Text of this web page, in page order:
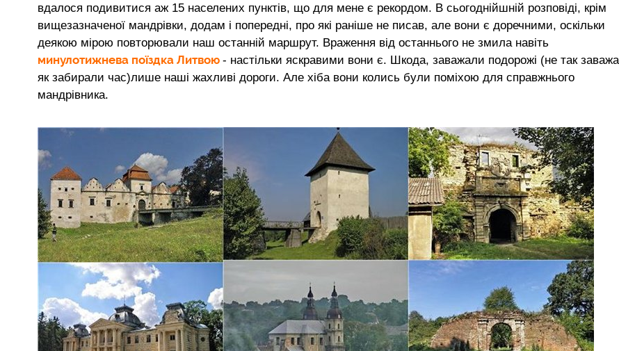
вдалося подивитися аж 15 населених пунктів, що для мене є рекордом. В сьогоднійшній розповіді, крім
вищезазначеної мандрівки, додам і попередні, про які раніше не писав, але вони є доречними, оскільки
деякою мірою повторювали наш останній маршрут. Враження від останнього не змила навіть
минулотижнева поїздка Литвою - настільки яскравими вони є. Шкода, заважали подорожі (не так
як забирали час)лише наші жахливі дороги. Але хіба вони колись були поміхою для справжнього
мандрівника.